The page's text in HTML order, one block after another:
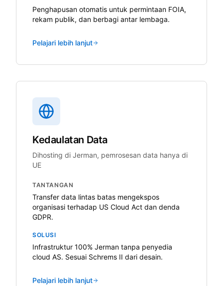
Penghapusan otomatis untuk permintaan FOIA,
rekam publik, dan berbagi antar lembaga.
Pelajari lebih lanjut
Kedaulatan Data
Dihosting di Jerman, pemrosesan data hanya di
UE
TANTANGAN
Transfer data lintas batas mengekspos
organisasi terhadap US Cloud Act dan denda
GDPR.
SOLUSI
Infrastruktur 100% Jerman tanpa penyedia
cloud AS. Sesuai Schrems II dari desain.
Pelajari lebih lanjut